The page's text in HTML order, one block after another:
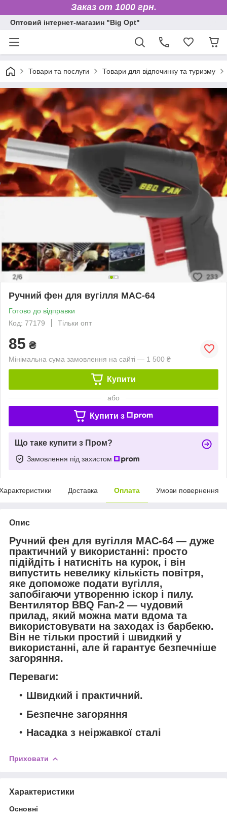
Заказ от 1000 грн.
Оптовий інтернет-магазин "Big Opt"
Товари та послуги Товари для відпочинку та туризму
Ручний фен для вугілля MAC-64
Готово до відправки
Код: 77179
Тільки опт
85 ₴
Мінімальна сума замовлення на сайті — 1 500 ₴
Купити
або
Купити з
Що таке купити з Пром?
Замовлення під захистом
Доставка Оплата Умови повернення
Опис
Ручний фен для вугілля MAC-64 — дуже
практичний у використанні: просто
підійдіть і натисніть на курок, і він
випустить невелику кількість повітря,
яке допоможе подати вугілля,
запобігаючи утворенню іскор і пилу.
Вентилятор BBQ Fan-2 — чудовий
прилад, який можна мати вдома та
використовувати на заходах із барбекю.
Він не тільки простий і швидкий у
використанні, але й гарантує безпечніше
загоряння.
Переваги:
Швидкий і практичний.
Безпечне загоряння
Насадка з неіржавкої сталі
Приховати
Характеристики
Основні